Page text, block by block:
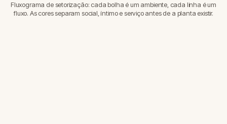
Fluxograma de setorização: cada bolha é um ambiente, cada linha é um
fluxo. As cores separam social, íntimo e serviço antes de a planta existir.